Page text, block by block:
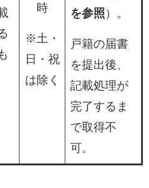
時
※土・
日・祝
は除く
を参照）。
戸籍の届書
を提出後、
記載処理が
完了するま
で取得不
可。